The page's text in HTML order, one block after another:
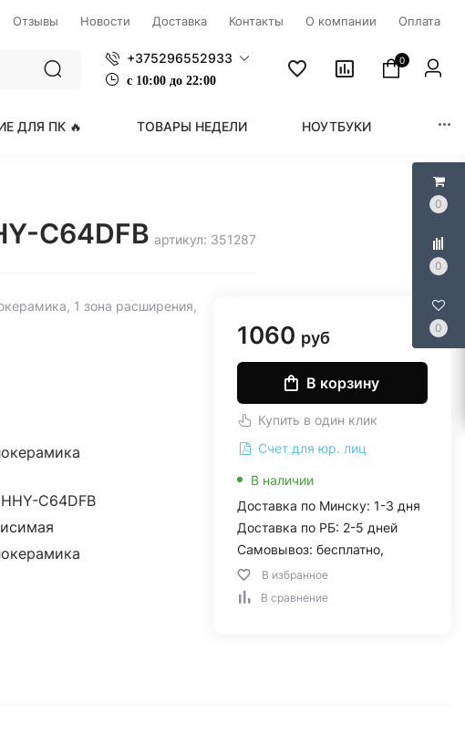
0
0
0
Отзывы Новости Доставка Контакты О компании Оплата
+375296552933
с 1 0:00 до 22:00
0
ДЛЯ ПК 🔥 ТОВАРЫ НЕДЕЛИ НОУТБУКИ
C64DFB артикул: 351287
1 зона расширения,
C64DFB
1060 руб
В корзину
Купить в один клик
Счет для юр. лиц
В наличии
Доставка по Минску: 1-3 дня
Доставка по РБ: 2-5 дней
Самовывоз: бесплатно,
В избранное
В сравнение